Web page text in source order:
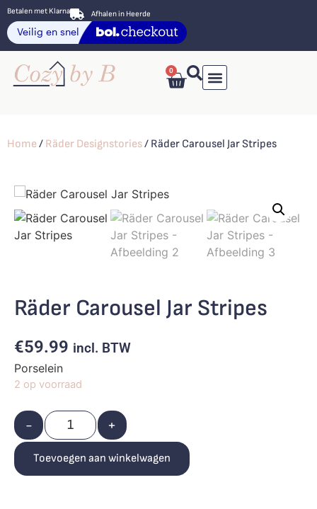
Betalen met Klarna Afhalen in Heerde
0
Home/ Räder Designstories/ Räder Carousel Jar Stripes
Räder Carousel Jar Stripes
€59.99 incl. BTW
Porselein
2 op voorraad
- +
Toevoegen aan winkelwagen